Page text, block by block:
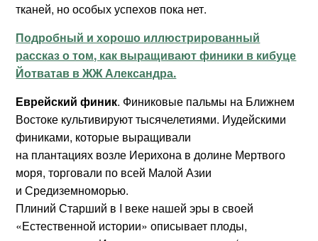
тканей, но особых успехов пока нет.
Подробный и хорошо иллюстрированный
рассказ о том, как выращивают финики в кибуце
Йотватав в ЖЖ Александра.
Еврейский финик. Финиковые пальмы на Ближнем
Востоке культивируют тысячелетиями. Иудейскими
финиками, которые выращивали
на плантациях возле Иерихона в долине Мертвого
моря, торговали по всей Малой Азии
и Средиземноморью.
Плиний Старший в I веке нашей эры в своей
«Естественной истории» описывает плоды,